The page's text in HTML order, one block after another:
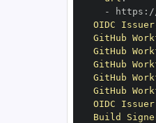
-
https :
OIDC Issuer
GitHub
GitHub
GitHub
GitHub
GitHub
OIDC
Build